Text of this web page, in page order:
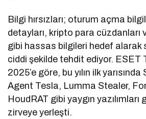
Bilgi hırsızları; oturum açma
detayları, kripto para cüzdanları
gibi hassas bilgileri hedef alarak
ciddi şekilde tehdit ediyor. ESET
2025’e göre, bu yılın ilk
Agent Tesla, Lumma Stealer,
HoudRAT gibi yaygın yazılımları
zirveye yerleşti.